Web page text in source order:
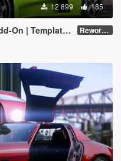
12 899 185
| Extras] Reworked 1.0